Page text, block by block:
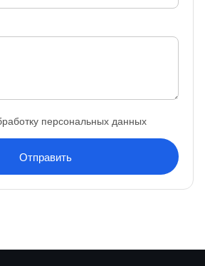
персональных данных
Отправить